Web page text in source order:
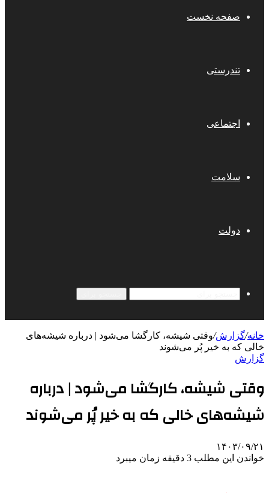
صفحه نخست
تندرستی
اجتماعی
سلامت
دولت
خانه/گزارش/وقتی شیشه، کارگشا می‌شود | درباره شیشه‌های
خالی که به خیر پُر می‌شوند
گزارش
وقتی شیشه، کارگشا می‌شود | درباره
شیشه‌های خالی که به خیر پُر می‌شوند
۱۴۰۳/۰۹/۲۱
خواندن این مطلب 3 دقیقه زمان میبرد